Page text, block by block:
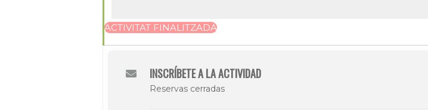
ACTIVITAT FINALITZADA
INSCRÍBETE A LA ACTIVIDAD
Reservas cerradas